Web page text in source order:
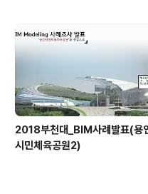
2018부천대_BIM사례발표(용
시민체육공원2)